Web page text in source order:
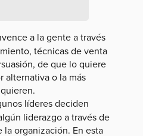
a la gente a través
técnicas de venta
de que lo quiere
alternativa o la más
líderes deciden
liderazgo a través de
organización. En esta